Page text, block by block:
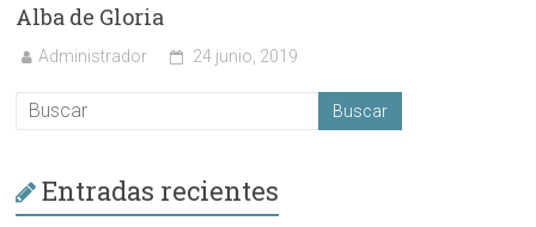
Alba de Gloria
Administrador 24 junio, 2019
Entradas recientes